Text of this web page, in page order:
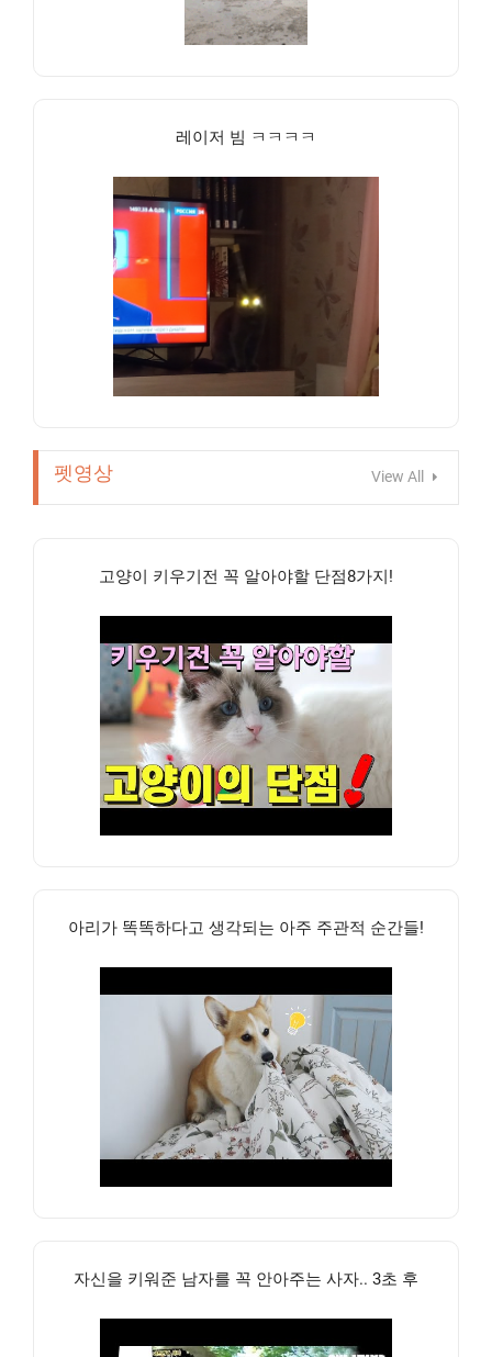
레이저 빔 ㅋㅋㅋㅋ
펫영상 View All
고양이 키우기전 꼭 알아야할 단점8가지!
아리가 똑똑하다고 생각되는 아주 주관적 순간들!
자신을 키워준 남자를 꼭 안아주는 사자.. 3초 후